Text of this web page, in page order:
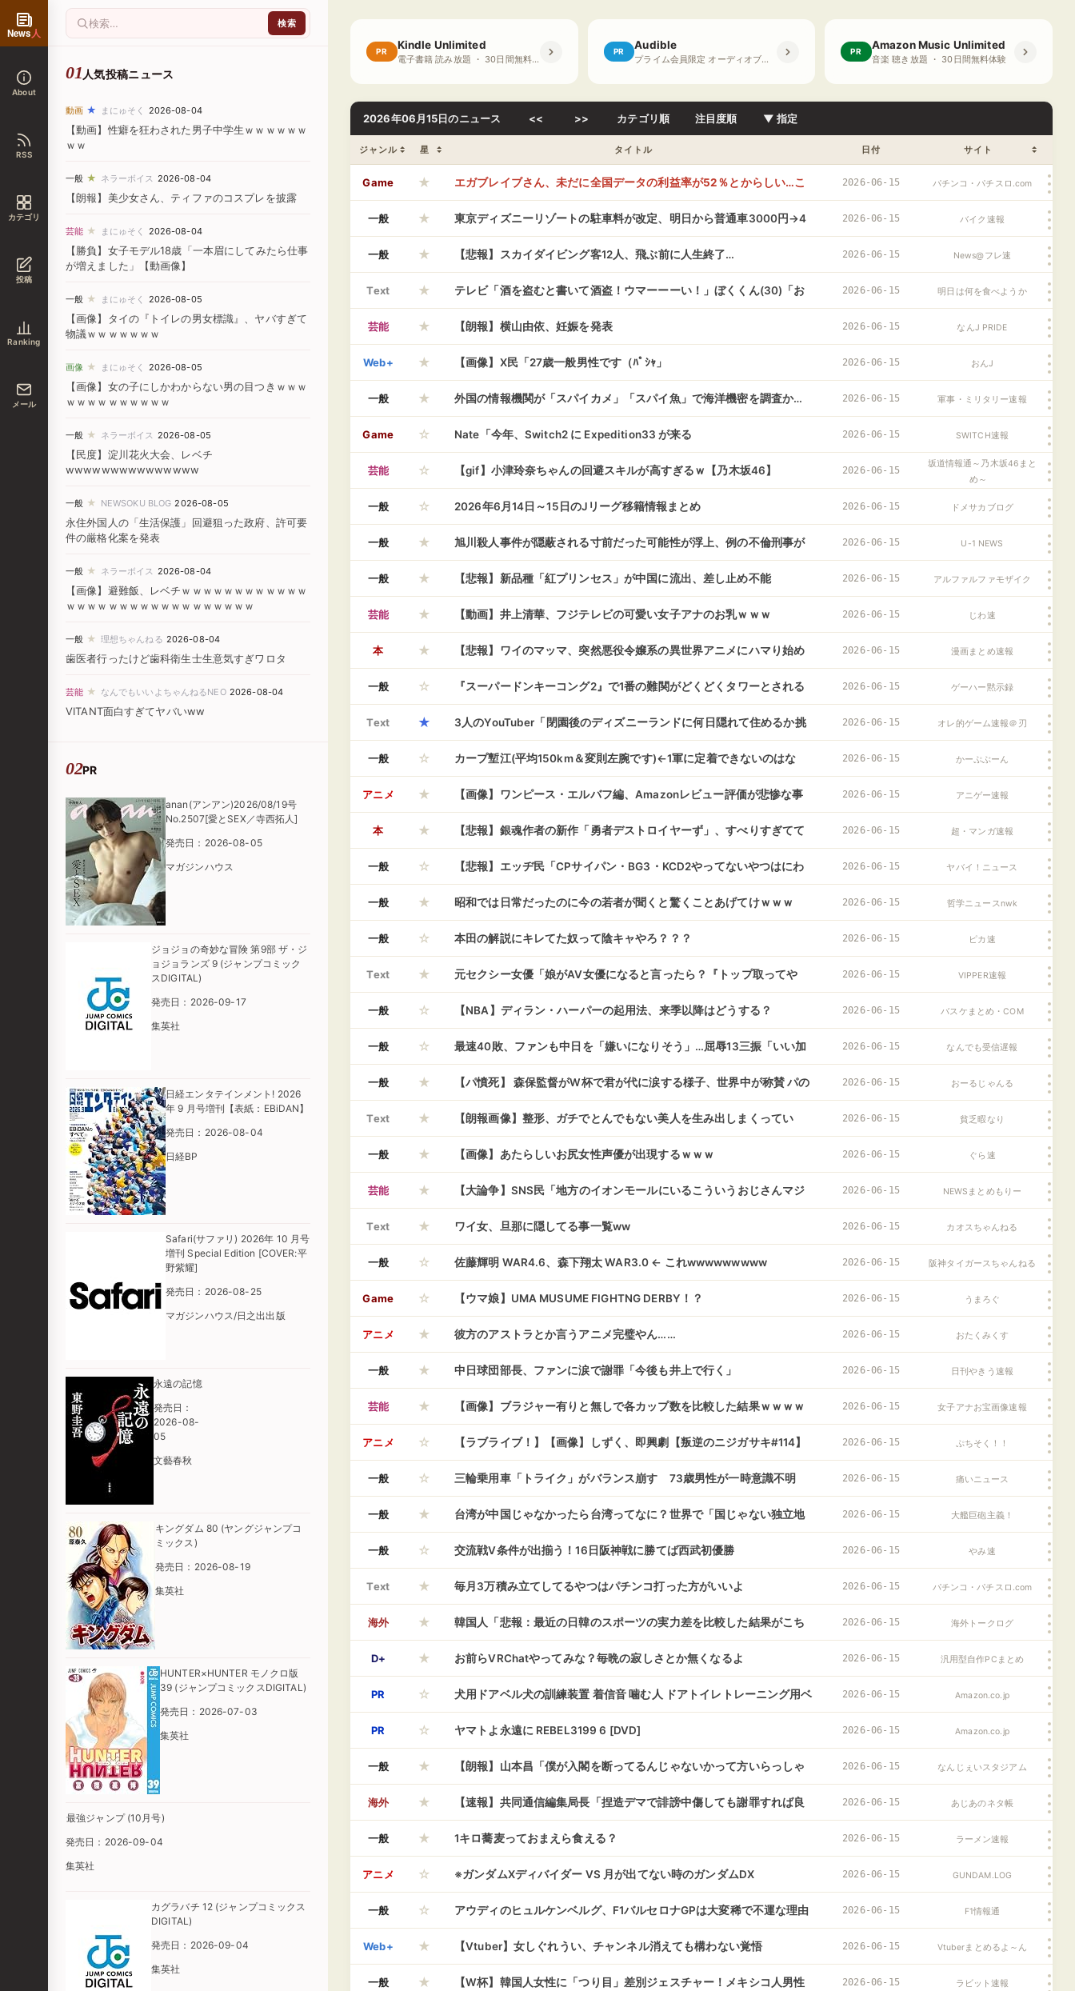
News人
About
RSS
カテゴリ
投稿
Ranking
メール
人気投稿ニュース
動画 ★ まにゅそく 2026-08-04
【動画】性癖を狂わされた男子中学生ｗｗｗｗｗｗ
ｗｗ
一般 ★ ネラーボイス 2026-08-04
【朗報】美少女さん、ティファのコスプレを披露
芸能 ★ まにゅそく 2026-08-04
【勝負】女子モデル18歳「一本眉にしてみたら仕事
が増えました」【動画像】
一般 ★ まにゅそく 2026-08-05
【画像】タイの『トイレの男女標識』、ヤバすぎて
物議ｗｗｗｗｗｗｗ
画像 ★ まにゅそく 2026-08-05
【画像】女の子にしかわからない男の目つきｗｗｗ
ｗｗｗｗｗｗｗｗｗｗ
一般 ★ ネラーボイス 2026-08-05
【民度】淀川花火大会、レベチ
wwwwwwwwwwwwwww
一般 ★ NEWSOKU BLOG 2026-08-05
永住外国人の「生活保護」回避狙った政府、許可要
件の厳格化案を発表
一般 ★ ネラーボイス 2026-08-04
【画像】避難飯、レベチｗｗｗｗｗｗｗｗｗｗｗｗ
ｗｗｗｗｗｗｗｗｗｗｗｗｗｗｗｗｗｗ
一般 ★ 理想ちゃんねる 2026-08-04
歯医者行ったけど歯科衛生士生意気すぎワロタ
芸能 ★ なんでもいいよちゃんねるNEO 2026-08-04
VITANT面白すぎてヤバいww
PR
anan(アンアン)2026/08/19号
No.2507[愛とSEX／寺西拓人]
発売日：2026-08-05
マガジンハウス
ジョジョの奇妙な冒険 第9部 ザ・ジ
ョジョランズ 9 (ジャンプコミック
スDIGITAL)
発売日：2026-09-17
集英社
日経エンタテインメント! 2026
年 9 月号増刊【表紙：EBiDAN】
発売日：2026-08-04
日経BP
Safari(サファリ) 2026年 10 月号
増刊 Special Edition [COVER:平
野紫耀]
発売日：2026-08-25
マガジンハウス/日之出出版
永遠の記憶
発売日：
2026-08-
05
文藝春秋
キングダム 80 (ヤングジャンプコ
ミックス)
発売日：2026-08-19
集英社
HUNTER×HUNTER モノクロ版
39 (ジャンプコミックスDIGITAL)
発売日：2026-07-03
集英社
最強ジャンプ (10月号)
発売日：2026-09-04
集英社
カグラバチ 12 (ジャンプコミックス
DIGITAL)
発売日：2026-09-04
集英社
PR Kindle Unlimited
電子書籍 読み放題 ・ 30日間無料体験
PR Audible
プライム会員限定 オーディオブック ・ 30日間無料体験
PR Amazon Music Unlimited
音楽 聴き放題 ・ 30日間無料体験
2026年06月15日のニュース << >> カテゴリ順 注目度順 ▼ 指定
ジャンル 星 タイトル 日付 サイト
Game ★ エガブレイブさん、未だに全国データの利益率が52％とからしい…こ
んなの許してええんか？？？
2026-06-15 パチンコ・パチスロ.com
一般 ★ 東京ディズニーリゾートの駐車料が改定、明日から普通車3000円→4
000円に
2026-06-15 バイク速報
一般 ★ 【悲報】スカイダイビング客12人、飛ぶ前に人生終了… 2026-06-15 News@フレ速
Text ★ テレビ「酒を盗むと書いて酒盗！ウマーーーい！」ぼくくん(30)「お
いしそう！」
2026-06-15 明日は何を食べようか
芸能 ★ 【朗報】横山由依、妊娠を発表 2026-06-15 なんJ PRIDE
Web+ ★ 【画像】X民「27歳一般男性です（ﾊﾟｼｬ」 2026-06-15 おんJ
一般 ★ 外国の情報機関が「スパイカメ」「スパイ魚」で海洋機密を調査か…
中国が警戒！
2026-06-15 軍事・ミリタリー速報
Game ☆ Nate「今年、Switch2 に Expedition33 が来る 2026-06-15 SWITCH速報
芸能 ☆ 【gif】小津玲奈ちゃんの回避スキルが高すぎるｗ【乃木坂46】 2026-06-15
坂道情報通～乃木坂46まと
め～
一般 ☆ 2026年6月14日～15日のJリーグ移籍情報まとめ 2026-06-15 ドメサカブログ
一般 ★ 旭川殺人事件が隠蔽される寸前だった可能性が浮上、例の不倫刑事が
暗躍しており……
2026-06-15 U-1 NEWS
一般 ★ 【悲報】新品種「紅プリンセス」が中国に流出、差し止め不能 2026-06-15 アルファルファモザイク
芸能 ★ 【動画】井上清華、フジテレビの可愛い女子アナのお乳ｗｗｗ 2026-06-15 じわ速
本 ★ 【悲報】ワイのマッマ、突然悪役令嬢系の異世界アニメにハマり始め
る
2026-06-15 漫画まとめ速報
一般 ☆ 『スーパードンキーコング2』で1番の難関がどくどくタワーとされる
謎風潮ｗｗｗｗ
2026-06-15 ゲーハー黙示録
Text ★ 3人のYouTuber「閉園後のディズニーランドに何日隠れて住めるか挑
戦してみるわ！留置所行きかもなｗ」→ まさかの結末に・・・
2026-06-15 オレ的ゲーム速報＠刃
一般 ☆ カープ塹江(平均150km＆変則左腕です)←1軍に定着できないのはな
ぜ？
2026-06-15 かーぷぶーん
アニメ ★ 【画像】ワンピース・エルバフ編、Amazonレビュー評価が悲惨な事
になってしまうwwwwwwwwww
2026-06-15 アニゲー速報
本 ★ 【悲報】銀魂作者の新作「勇者デストロイヤーず」、すべりすぎてて
銀魂ファンも困惑ｗｗｗｗｗｗｗｗｗｗｗｗｗｗｗｗｗｗｗｗｗｗｗ
2026-06-15 超・マンガ速報
一般 ☆ 【悲報】エッヂ民「CPサイパン・BG3・KCD2やってないやつはにわ
か」→本人たちの実態がコレｗｗｗｗｗ
2026-06-15 ヤバイ！ニュース
一般 ★ 昭和では日常だったのに今の若者が聞くと驚くことあげてけｗｗｗ 2026-06-15 哲学ニュースnwk
一般 ☆ 本田の解説にキレてた奴って陰キャやろ？？？ 2026-06-15 ピカ速
Text ★ 元セクシー女優「娘がAV女優になると言ったら？『トップ取ってや
る』と言うなら応援する」
2026-06-15 VIPPER速報
一般 ☆ 【NBA】ディラン・ハーパーの起用法、来季以降はどうする？ 2026-06-15 バスケまとめ・COM
一般 ☆ 最速40敗、ファンも中日を「嫌いになりそう」…屈辱13三振「いい加
減にしろ」「いよいよ」
2026-06-15 なんでも受信遅報
一般 ★ 【パ憤死】 森保監督がW杯で君が代に涙する様子、世界中が称賛 パの
突出した異常さが証明される
2026-06-15 おーるじゃんる
Text ★ 【朗報画像】整形、ガチでとんでもない美人を生み出しまくってい
た！？→ご覧くださいｗｗｗｗｗｗｗｗｗｗｗｗ
2026-06-15 貧乏暇なり
一般 ★ 【画像】あたらしいお尻女性声優が出現するｗｗｗ 2026-06-15 ぐら速
芸能 ★ 【大論争】SNS民「地方のイオンモールにいるこういうおじさんマジ
で嫌い！（画像）」→ネットで大炎上へ
2026-06-15 NEWSまとめもりー
Text ★ ワイ女、旦那に隠してる事一覧ww 2026-06-15 カオスちゃんねる
一般 ☆ 佐藤輝明 WAR4.6、森下翔太 WAR3.0 ← これwwwwwwwww 2026-06-15 阪神タイガースちゃんねる
Game ☆ 【ウマ娘】UMA MUSUME FIGHTNG DERBY！？ 2026-06-15 うまろぐ
アニメ ★ 彼方のアストラとか言うアニメ完璧やん…… 2026-06-15 おたくみくす
一般 ★ 中日球団部長、ファンに涙で謝罪「今後も井上で行く」 2026-06-15 日刊やきう速報
芸能 ★ 【画像】ブラジャー有りと無しで各カップ数を比較した結果ｗｗｗｗ
ｗ
2026-06-15 女子アナお宝画像速報
アニメ ☆ 【ラブライブ！】【画像】しずく、即興劇【叛逆のニジガサキ#114】 2026-06-15 ぷちそく！！
一般 ☆ 三輪乗用車「トライク」がバランス崩す 73歳男性が一時意識不明
山形
2026-06-15 痛いニュース
一般 ★ 台湾が中国じゃなかったら台湾ってなに？世界で「国じゃない独立地
域」って無いよね
2026-06-15 大艦巨砲主義！
一般 ☆ 交流戦V条件が出揃う！16日阪神戦に勝てば西武初優勝 2026-06-15 やみ速
Text ★ 毎月3万積み立てしてるやつはパチンコ打った方がいいよ 2026-06-15 パチンコ・パチスロ.com
海外 ★ 韓国人「悲報：最近の日韓のスポーツの実力差を比較した結果がこち
ら…」→「もう全てで負けてる…（ﾌﾞﾙﾌﾞﾙ」＝韓国の反応
2026-06-15 海外トークログ
D+ ★ お前らVRChatやってみな？毎晩の寂しさとか無くなるよ 2026-06-15 汎用型自作PCまとめ
PR ☆ 犬用ドアベル犬の訓練装置 着信音 噛む人 ドアトイレトレーニング用ベ
ル 犬が外に出るドアベル わんわん ドア用ベル ケーブル 鎖 ベルト トレ
ーニングベル ペット Beige へむ
2026-06-15 Amazon.co.jp
PR ☆ ヤマトよ永遠に REBEL3199 6 [DVD] 2026-06-15 Amazon.co.jp
一般 ★ 【朗報】山本昌「僕が入閣を断ってるんじゃないかって方いらっしゃ
るんですけど、そんなことないです、言われたら死ぬ気でします」
2026-06-15 なんじぇいスタジアム
海外 ★ 【速報】共同通信編集局長「捏造デマで誹謗中傷しても謝罪すれば良
い。マスコミの特権」
2026-06-15 あじあのネタ帳
一般 ★ 1キロ蕎麦っておまえら食える？ 2026-06-15 ラーメン速報
アニメ ☆ ※ガンダムXディバイダー VS 月が出てない時のガンダムDX 2026-06-15 GUNDAM.LOG
一般 ☆ アウディのヒュルケンベルグ、F1バルセロナGPは大変稀で不運な理由
によってDNFになったみたいだな
2026-06-15 F1情報通
Web+ ★ 【Vtuber】女しぐれうい、チャンネル消えても構わない覚悟 2026-06-15 Vtuberまとめるよ～ん
一般 ★ 【W杯】韓国人女性に「つり目」差別ジェスチャー！メキシコ人男性 2026-06-15 ラビット速報